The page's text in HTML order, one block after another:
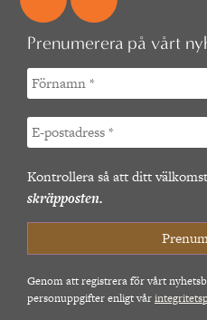
Prenumerera på vårt
Kontrollera så att ditt
skräpposten.
Genom att registrera för vårt
personuppgifter enligt vår